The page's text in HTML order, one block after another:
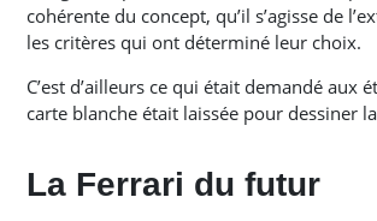
cohérente du concept, qu’il s’agisse de
les critères qui ont déterminé leur choix.
C’est d’ailleurs ce qui était demandé
carte blanche était laissée pour dessiner
La Ferrari du futur